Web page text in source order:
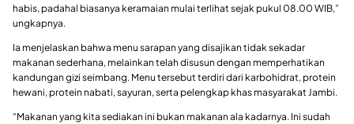
habis, padahal biasanya keramaian mulai terlihat sejak pukul 08.00 WIB,”
ungkapnya.
Ia menjelaskan bahwa menu sarapan yang disajikan tidak sekadar
makanan sederhana, melainkan telah disusun dengan memperhatikan
kandungan gizi seimbang. Menu tersebut terdiri dari karbohidrat, protein
hewani, protein nabati, sayuran, serta pelengkap khas masyarakat Jambi.
“Makanan yang kita sediakan ini bukan makanan ala kadarnya. Ini sudah